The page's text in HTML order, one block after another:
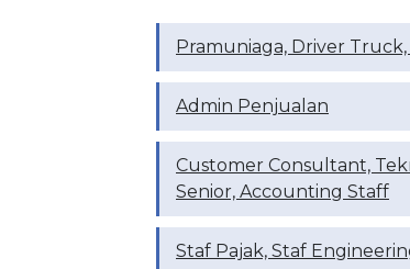
Pramuniaga, Driver
Admin Penjualan
Customer Consultant,
Senior, Accounting Staff
Staf Pajak, Staf